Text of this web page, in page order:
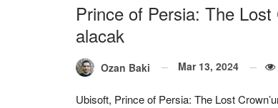
Prince of Persia: The
alacak
Ozan Baki Mar 13, 2024
Ubisoft, Prince of Persia: The Lost